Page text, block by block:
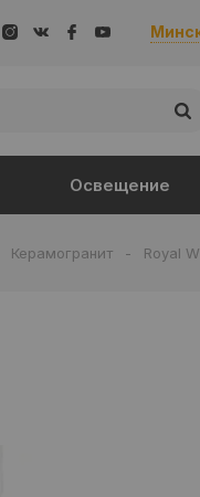
Освещение
Керамогранит - Royal